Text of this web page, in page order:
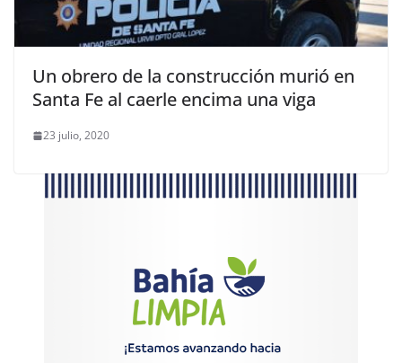
Un obrero de la construcción murió en
Santa Fe al caerle encima una viga
23 julio, 2020